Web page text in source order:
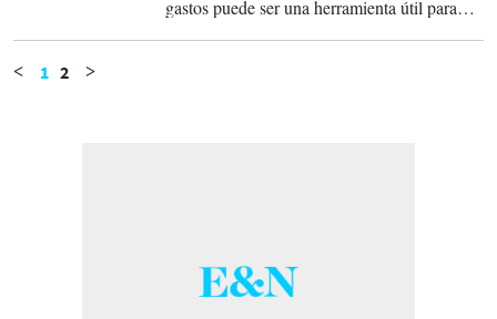
gastos puede ser una herramienta útil para
cada mes.
< 1 2 >